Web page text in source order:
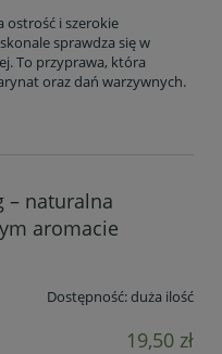
ostrość i szerokie
sprawdza się w
To przyprawa, która
oraz dań warzywnych.
– naturalna
aromacie
Dostępność:duża ilość
19,50 zł